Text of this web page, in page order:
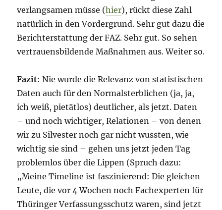
verlangsamen müsse (hier), rückt diese Zahl
natürlich in den Vordergrund. Sehr gut dazu die
Berichterstattung der FAZ. Sehr gut. So sehen
vertrauensbildende Maßnahmen aus. Weiter so.
Fazit: Nie wurde die Relevanz von statistischen
Daten auch für den Normalsterblichen (ja, ja,
ich weiß, pietätlos) deutlicher, als jetzt. Daten
– und noch wichtiger, Relationen – von denen
wir zu Silvester noch gar nicht wussten, wie
wichtig sie sind – gehen uns jetzt jeden Tag
problemlos über die Lippen (Spruch dazu:
„Meine Timeline ist faszinierend: Die gleichen
Leute, die vor 4 Wochen noch Fachexperten für
Thüringer Verfassungsschutz waren, sind jetzt